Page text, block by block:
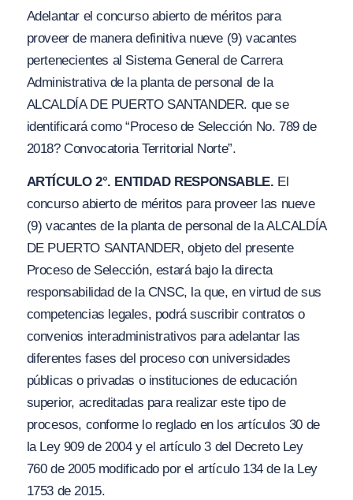
Adelantar el concurso abierto de méritos para
proveer de manera definitiva nueve (9) vacantes
pertenecientes al Sistema General de Carrera
Administrativa de la planta de personal de la
ALCALDÍA DE PUERTO SANTANDER. que se
identificará como“Proceso de Selección No. 789 de
2018? Convocatoria Territorial Norte”.
ARTÍCULO 2°. ENTIDAD RESPONSABLE. El
concurso abierto de méritos para proveer las nueve
(9) vacantes de la planta de personal de la ALCALDÍA
DE PUERTO SANTANDER, objeto del presente
Proceso de Selección, estará bajo la directa
responsabilidad de la CNSC, la que, en virtud de sus
competencias legales, podrá suscribir contratos o
convenios interadministrativos para adelantar las
diferentes fases del proceso con universidades
públicas o privadas o instituciones de educación
superior, acreditadas para realizar este tipo de
procesos, conforme lo reglado en los artículos 30 de
la Ley 909 de 2004 y el artículo 3 del Decreto Ley
760 de 2005 modificado por el artículo 134 de la Ley
1753 de 2015.